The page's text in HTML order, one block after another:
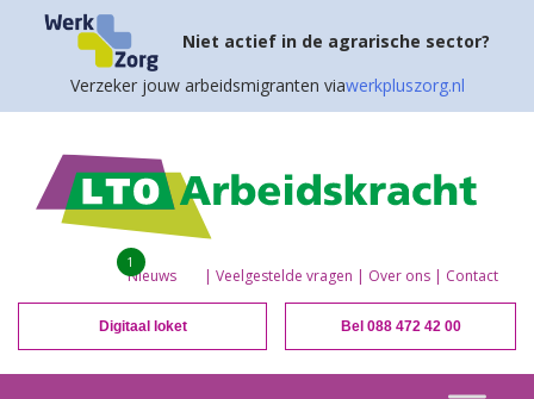
Niet actief in de agrarische sector?
Verzeker jouw arbeidsmigranten viawerkpluszorg.nl
Nieuws
1
| Veelgestelde vragen | Over ons | Contact
Digitaal loket Bel 088 472 42 00